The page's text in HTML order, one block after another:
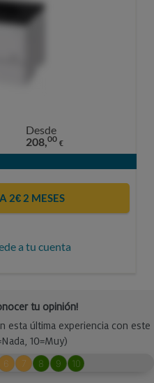
Desde
208,00 €
2€ 2 MESES
a tu cuenta